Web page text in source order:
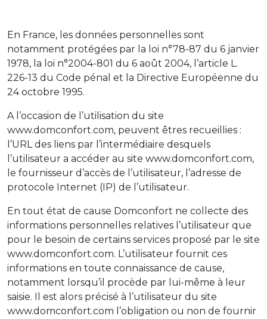
En France, les données personnelles sont
notamment protégées par la loi n°78-87 du 6 janvier
1978, la loi n°2004-801 du 6 août 2004, l’article L.
226-13 du Code pénal et la Directive Européenne du
24 octobre 1995.
A l’occasion de l’utilisation du site
www.domconfort.com, peuvent êtres recueillies :
l’URL des liens par l’intermédiaire desquels
l’utilisateur a accéder au site www.domconfort.com,
le fournisseur d’accès de l’utilisateur, l’adresse de
protocole Internet (IP) de l’utilisateur.
En tout état de cause Domconfort ne collecte des
informations personnelles relatives l’utilisateur que
pour le besoin de certains services proposé par le site
www.domconfort.com. L’utilisateur fournit ces
informations en toute connaissance de cause,
notamment lorsqu’il procède par lui-même à leur
saisie. Il est alors précisé à l’utilisateur du site
www.domconfort.com l’obligation ou non de fournir